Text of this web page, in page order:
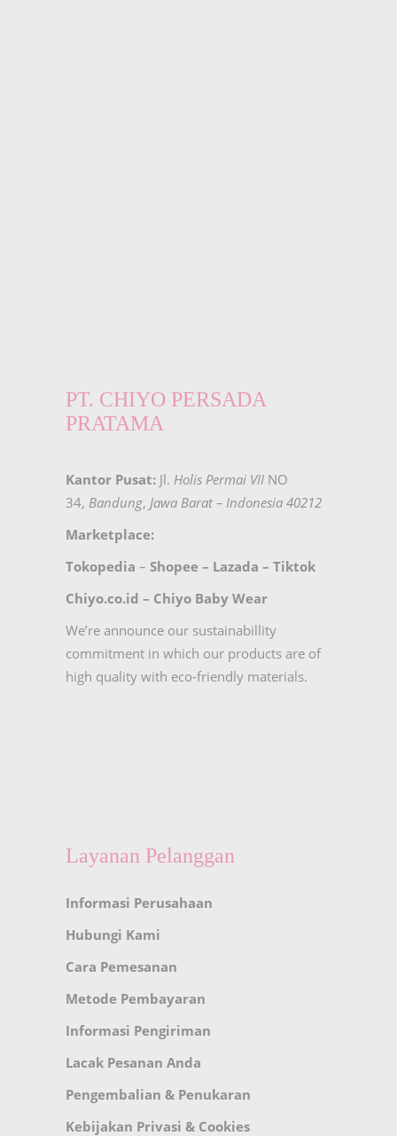
PT. CHIYO PERSADA
PRATAMA
Kantor Pusat: Jl. Holis Permai VII NO
34, Bandung, Jawa Barat – Indonesia 40212
Marketplace:
Tokopedia – Shopee – Lazada – Tiktok
Chiyo.co.id – Chiyo Baby Wear
We’re announce our sustainabillity
commitment in which our products are of
high quality with eco-friendly materials.
Layanan Pelanggan
Informasi Perusahaan
Hubungi Kami
Cara Pemesanan
Metode Pembayaran
Informasi Pengiriman
Lacak Pesanan Anda
Pengembalian & Penukaran
Kebijakan Privasi & Cookies